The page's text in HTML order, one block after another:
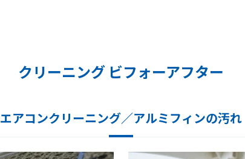
クリーニング ビフォーアフター
エアコンクリーニング／アルミフィンの汚れ